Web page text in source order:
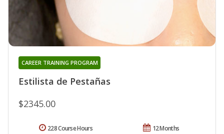
Estilista de Pestañas
CAREER TRAINING PROGRAM
$2345.00
12 Months
228 Course Hours